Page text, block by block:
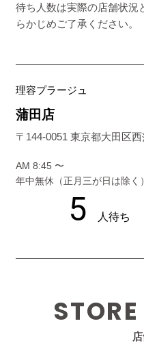
待ち人数は実際の店舗状況
らかじめご了承ください。
理容プラージュ
蒲田店
〒144-0051 東京都大田区
AM 8:45 〜
年中無休（正月三が日は除く）